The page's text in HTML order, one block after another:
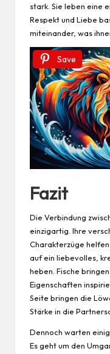
stark. Sie leben eine
Respekt und Liebe
miteinander, was
Save
Fazit
Die Verbindung
einzigartig. Ihre
Charakterzüge
auf ein liebevolles,
heben. Fische
Eigenschaften
Seite bringen die
Stärke in die
Dennoch warten
Es geht um den